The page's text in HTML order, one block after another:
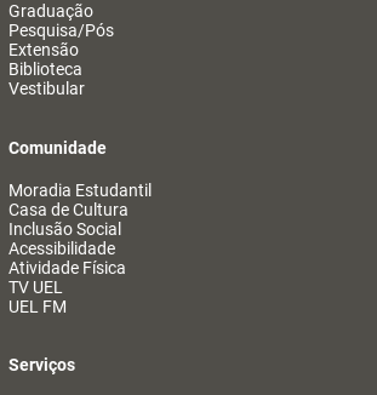
Graduação
Pesquisa/Pós
Extensão
Biblioteca
Vestibular
Comunidade
Moradia Estudantil
Casa de Cultura
Inclusão Social
Acessibilidade
Atividade Física
TV UEL
UEL FM
Serviços